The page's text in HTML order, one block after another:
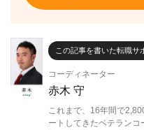
この記事を書いた転職サ
コーディネーター
赤木 守
これまで、16年間で
ートしてきたベテラン